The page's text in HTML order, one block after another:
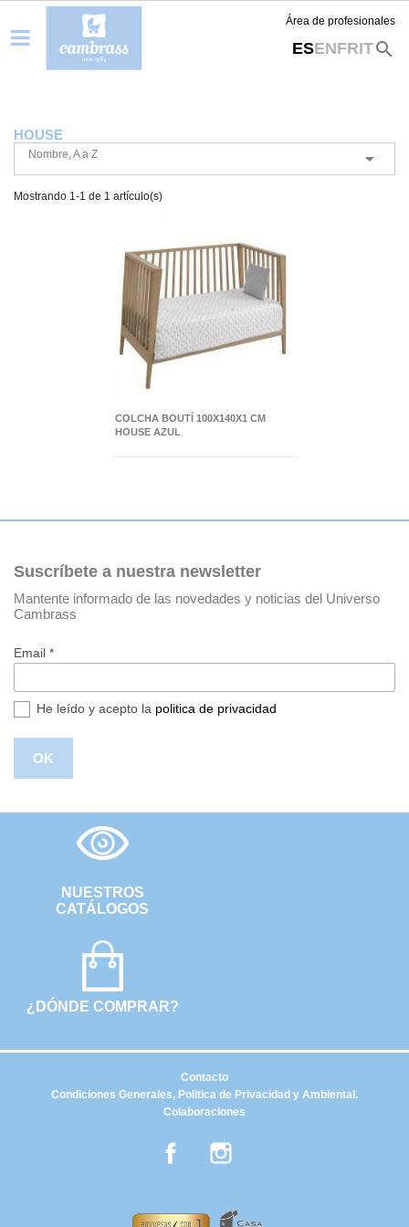
Área de profesionales
ESENFRITsearch
HOUSE
Nombre, A a Z 
Mostrando 1-1 de 1 artículo(s)
COLCHA BOUTÍ 100X140X1 CM
HOUSE AZUL
Suscríbete a nuestra newsletter
Mantente informado de las novedades y noticias del Universo
Cambrass
Email *
He leído y acepto la politica de privacidad
NUESTROS
CATÁLOGOS
¿DÓNDE COMPRAR?
Condiciones Generales, Politica de Privacidad y Ambiental.
Colaboraciones
Contacto
Facebook